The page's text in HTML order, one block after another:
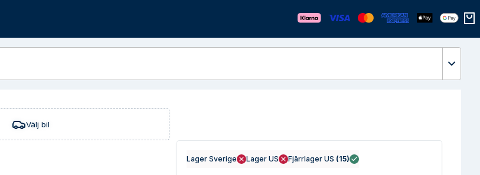
Välj bil
Lager Sverige Lager US Fjärrlager US (15)